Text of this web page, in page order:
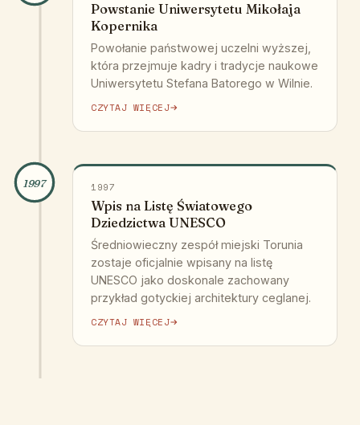
Powstanie Uniwersytetu Mikołaja
Kopernika
Powołanie państwowej uczelni wyższej,
która przejmuje kadry i tradycje naukowe
Uniwersytetu Stefana Batorego w Wilnie.
CZYTAJ WIĘCEJ
1997 1997
Wpis na Listę Światowego
Dziedzictwa UNESCO
Średniowieczny zespół miejski Torunia
zostaje oficjalnie wpisany na listę
UNESCO jako doskonale zachowany
przykład gotyckiej architektury ceglanej.
CZYTAJ WIĘCEJ